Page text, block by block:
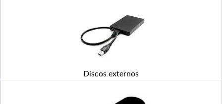
Discos externos